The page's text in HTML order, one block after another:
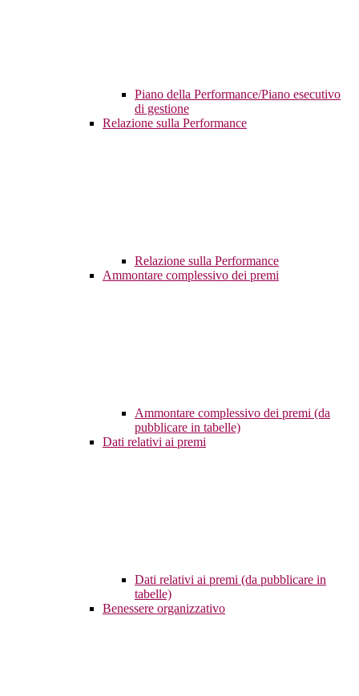
Piano della Performance/Piano esecutivo
di gestione
Relazione sulla Performance
Relazione sulla Performance
Ammontare complessivo dei premi
Ammontare complessivo dei premi (da
pubblicare in tabelle)
Dati relativi ai premi
Dati relativi ai premi (da pubblicare in
tabelle)
Benessere organizzativo